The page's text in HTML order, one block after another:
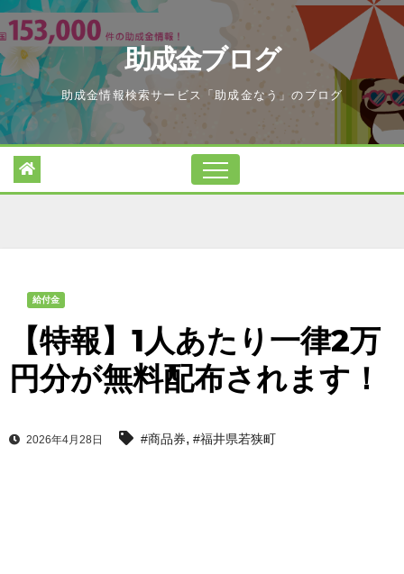
Skip
to
content
助成金ブログ
助成金情報検索サービス「助成金なう」のブログ
給付金
【特報】1人あたり一律2万
円分が無料配布されます！
2026年4月28日 #商品券, #福井県若狭町